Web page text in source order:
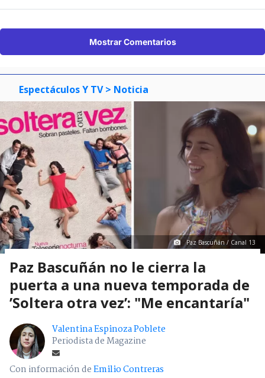
Mostrar Comentarios
Espectáculos Y TV > Noticia
Paz Bascuñán / Canal 13
Paz Bascuñán no le cierra la
puerta a una nueva temporada de
’Soltera otra vez’: "Me encantaría"
Valentina Espinoza Poblete
Periodista de Magazine
Con información deEmilio Contreras